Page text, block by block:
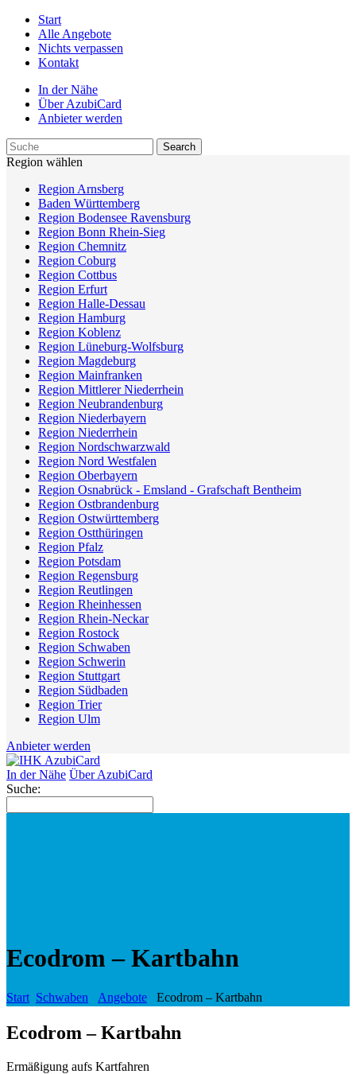
Start
Alle Angebote
Nichts verpassen
Kontakt
In der Nähe
Über AzubiCard
Anbieter werden
Region wählen
Region Arnsberg
Baden Württemberg
Region Bodensee Ravensburg
Region Bonn Rhein-Sieg
Region Chemnitz
Region Coburg
Region Cottbus
Region Erfurt
Region Halle-Dessau
Region Hamburg
Region Koblenz
Region Lüneburg-Wolfsburg
Region Magdeburg
Region Mainfranken
Region Mittlerer Niederrhein
Region Neubrandenburg
Region Niederbayern
Region Niederrhein
Region Nordschwarzwald
Region Nord Westfalen
Region Oberbayern
Region Osnabrück - Emsland - Grafschaft Bentheim
Region Ostbrandenburg
Region Ostwürttemberg
Region Ostthüringen
Region Pfalz
Region Potsdam
Region Regensburg
Region Reutlingen
Region Rheinhessen
Region Rhein-Neckar
Region Rostock
Region Schwaben
Region Schwerin
Region Stuttgart
Region Südbaden
Region Trier
Region Ulm
Anbieter werden
In der Nähe Über AzubiCard
Suche:
Ecodrom – Kartbahn
Start Schwaben Angebote Ecodrom – Kartbahn
Ecodrom – Kartbahn
Ermäßigung aufs Kartfahren